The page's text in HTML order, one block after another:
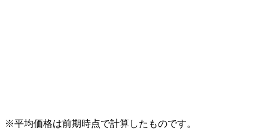
※平均価格は前期時点で計算したものです。